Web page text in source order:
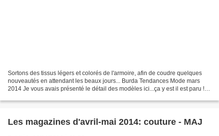
Sortons des tissus légers et colorés de l'armoire, afin de coudre quelques
nouveautés en attendant les beaux jours... Burda Tendances Mode mars
2014 Je vous avais présenté le détail des modèles ici...ça y est il est paru ! il
Les magazines d'avril-mai 2014: couture - MAJ